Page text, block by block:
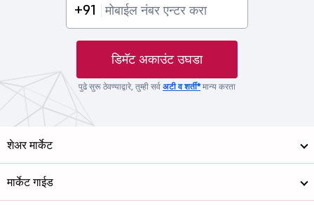
+91
डिमॅट अकाउंट उघडा
पुढे सुरू ठेवण्याद्वारे, तुम्ही सर्व अटी व शर्ती*मान्य करता
शेअर मार्केट
मार्केट गाईड